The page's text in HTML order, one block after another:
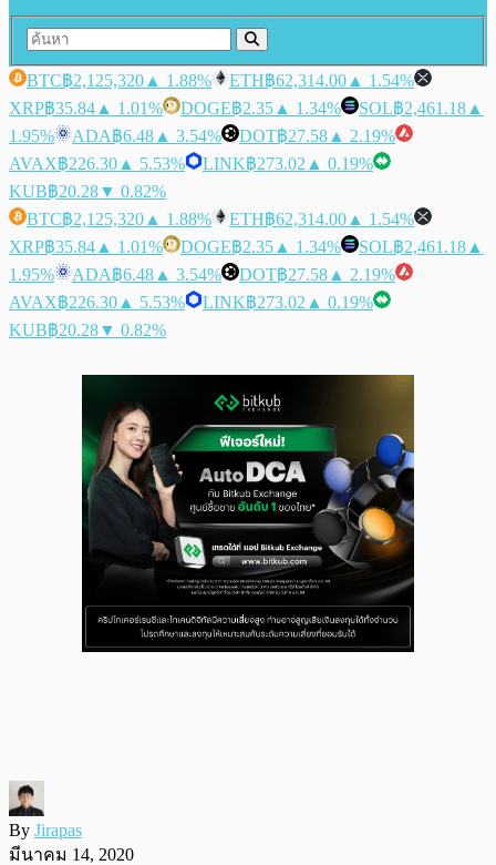
BTC฿2,125,320 ▲ 1.88% ETH฿62,314.00 ▲ 1.54%
XRP฿35.84 ▲ 1.01% DOGE฿2.35 ▲ 1.34% SOL฿2,461.18 ▲
1.95%
ADA฿6.48 ▲ 3.54% DOT฿27.58 ▲ 2.19%
AVAX฿226.30 ▲ 5.53% LINK฿273.02 ▲ 0.19%
KUB฿20.28▼ 0.82%
BTC฿2,125,320 ▲ 1.88% ETH฿62,314.00 ▲ 1.54%
XRP฿35.84 ▲ 1.01% DOGE฿2.35 ▲ 1.34% SOL฿2,461.18 ▲
1.95%
ADA฿6.48 ▲ 3.54% DOT฿27.58 ▲ 2.19%
AVAX฿226.30 ▲ 5.53% LINK฿273.02 ▲ 0.19%
KUB฿20.28▼ 0.82%
By Jirapas
มีนาคม 14, 2020